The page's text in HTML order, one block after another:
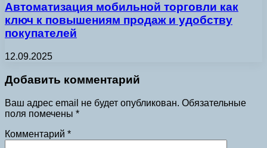
Автоматизация мобильной торговли как
ключ к повышениям продаж и удобству
покупателей
12.09.2025
Добавить комментарий
Ваш адрес email не будет опубликован. Обязательные
поля помечены *
Комментарий *